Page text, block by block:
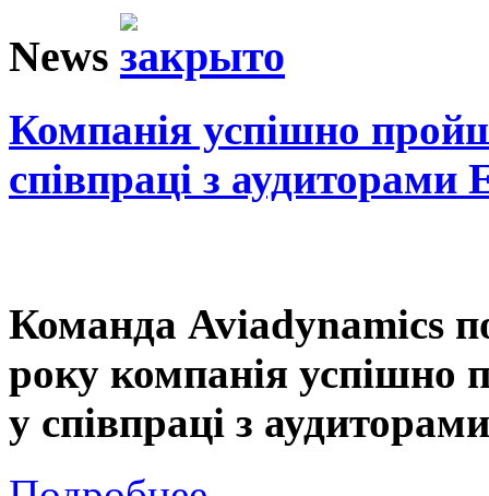
News
Компанія успішно
співпраці з аудиторами
Команда Aviadynamics
року компанія успішно
у співпраці з